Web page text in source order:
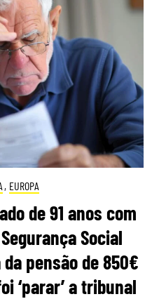
, EUROPA
de 91 anos com
Social
pensão de 850€
‘parar’ a tribunal